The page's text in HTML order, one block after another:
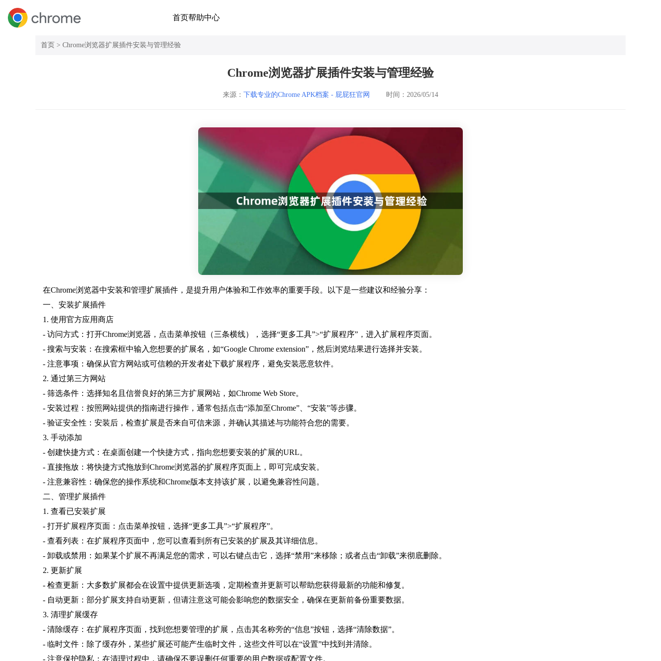
首页帮助中心
首页 > Chrome浏览器扩展插件安装与管理经验
Chrome浏览器扩展插件安装与管理经验
来源：下载专业的Chrome APK档案 - 屁屁狂官网 时间：2026/05/14
在Chrome浏览器中安装和管理扩展插件，是提升用户体验和工作效率的重要手段。以下是一些建议和经验分享：
一、安装扩展插件
1. 使用官方应用商店
- 访问方式：打开Chrome浏览器，点击菜单按钮（三条横线），选择“更多工具”>“扩展程序”，进入扩展程序页面。
- 搜索与安装：在搜索框中输入您想要的扩展名，如“Google Chrome extension”，然后浏览结果进行选择并安装。
- 注意事项：确保从官方网站或可信赖的开发者处下载扩展程序，避免安装恶意软件。
2. 通过第三方网站
- 筛选条件：选择知名且信誉良好的第三方扩展网站，如Chrome Web Store。
- 安装过程：按照网站提供的指南进行操作，通常包括点击“添加至Chrome”、“安装”等步骤。
- 验证安全性：安装后，检查扩展是否来自可信来源，并确认其描述与功能符合您的需要。
3. 手动添加
- 创建快捷方式：在桌面创建一个快捷方式，指向您想要安装的扩展的URL。
- 直接拖放：将快捷方式拖放到Chrome浏览器的扩展程序页面上，即可完成安装。
- 注意兼容性：确保您的操作系统和Chrome版本支持该扩展，以避免兼容性问题。
二、管理扩展插件
1. 查看已安装扩展
- 打开扩展程序页面：点击菜单按钮，选择“更多工具”>“扩展程序”。
- 查看列表：在扩展程序页面中，您可以查看到所有已安装的扩展及其详细信息。
- 卸载或禁用：如果某个扩展不再满足您的需求，可以右键点击它，选择“禁用”来移除；或者点击“卸载”来彻底删除。
2. 更新扩展
- 检查更新：大多数扩展都会在设置中提供更新选项，定期检查并更新可以帮助您获得最新的功能和修复。
- 自动更新：部分扩展支持自动更新，但请注意这可能会影响您的数据安全，确保在更新前备份重要数据。
3. 清理扩展缓存
- 清除缓存：在扩展程序页面，找到您想要管理的扩展，点击其名称旁的“信息”按钮，选择“清除数据”。
- 临时文件：除了缓存外，某些扩展还可能产生临时文件，这些文件可以在“设置”中找到并清除。
- 注意保护隐私：在清理过程中，请确保不要误删任何重要的用户数据或配置文件。